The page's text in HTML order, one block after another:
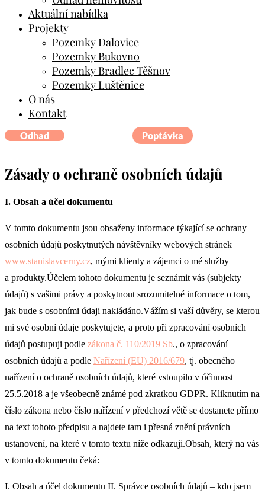
Aktuální nabídka
Projekty
Pozemky Dalovice
Pozemky Bukovno
Pozemky Bradlec Těšnov
Pozemky Luštěnice
O nás
Kontakt
Odhad Poptávka
Zásady o ochraně osobních údajů
I. Obsah a účel dokumentu
V tomto dokumentu jsou obsaženy informace týkající se ochrany
osobních údajů poskytnutých návštěvníky webových stránek
www.stanislavcerny.cz, mými klienty a zájemci o mé služby
a produkty.Účelem tohoto dokumentu je seznámit vás (subjekty
údajů) s vašimi právy a poskytnout srozumitelné informace o tom,
jak bude s osobními údaji nakládáno.Vážím si vaší důvěry, se kterou
mi své osobní údaje poskytujete, a proto při zpracování osobních
údajů postupuji podle zákona č. 110/2019 Sb., o zpracování
osobních údajů a podle Nařízení (EU) 2016/679, tj. obecného
nařízení o ochraně osobních údajů, které vstoupilo v účinnost
25.5.2018 a je všeobecně známé pod zkratkou GDPR. Kliknutím na
číslo zákona nebo číslo nařízení v předchozí větě se dostanete přímo
na text tohoto předpisu a najdete tam i přesná znění právních
ustanovení, na které v tomto textu níže odkazuji.Obsah, který na vás
v tomto dokumentu čeká:
I. Obsah a účel dokumentu II. Správce osobních údajů – kdo jsem